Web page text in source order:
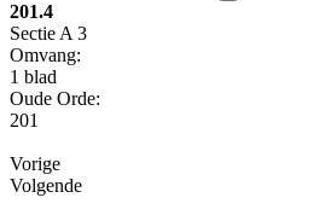
201.4
Sectie A 3
Omvang:
1 blad
Oude Orde:
201
Vorige
Volgende